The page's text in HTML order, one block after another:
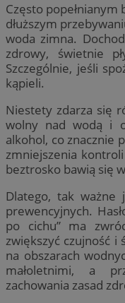
Często popełnianym
dłuższym
woda zimna.
zdrowy, świetnie
Szczególnie, jeśli
kąpieli.
Niestety zdarza się
wolny nad wodą i
alkohol, co znacznie
zmniejszenia
beztrosko bawią się
Dlatego, tak
prewencyjnych.
po cichu” ma
zwiększyć czujność i
na obszarach
małoletnimi, a
zachowania zasad